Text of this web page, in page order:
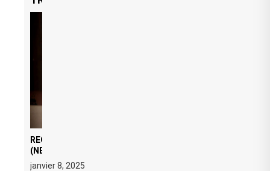
REGARD ÉDITORIAL SUR JE M’APPELLE TIM
(NETFLIX) : AVICII, OU LE DOUBLE VISAGE D’UNE
ICÔNE SURCHAUFFÉE
janvier 8, 2025